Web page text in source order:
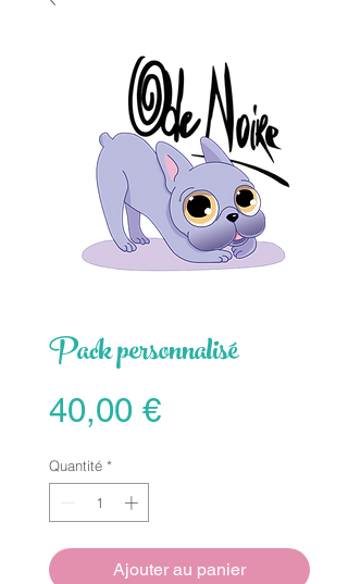
Pack personnalisé
40,00 €Prix
Quantité *
Ajouter au panier